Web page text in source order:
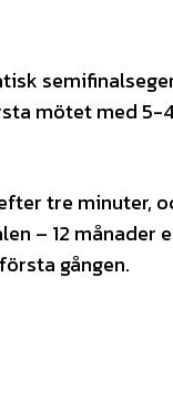
mötet med 5-
tre minuter,
– 12 månader
gången.